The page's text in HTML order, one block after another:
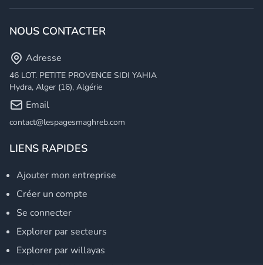
NOUS CONTACTER
Adresse
46 LOT. PETITE PROVENCE SIDI YAHIA
Hydra, Alger (16), Algérie
Email
contact@lespagesmaghreb.com
LIENS RAPIDES
Ajouter mon entreprise
Créer un compte
Se connecter
Explorer par secteurs
Explorer par willayas